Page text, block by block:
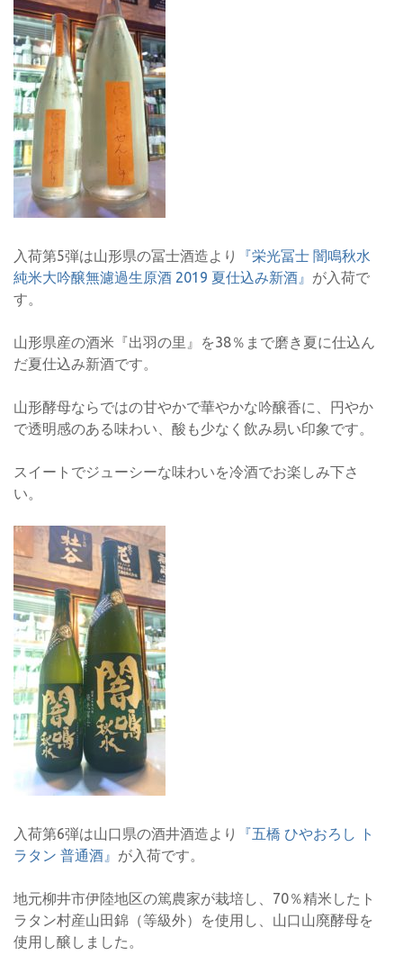
入荷第5弾は山形県の冨士酒造より
『栄光冨士 闇鳴秋水
純米大吟醸無濾過生原酒 2019 夏仕込み新酒』 が入荷で
す。
山形県産の酒米『出羽の里』を38％まで磨き夏に仕込ん
だ夏仕込み新酒です。
山形酵母ならではの甘やかで華やかな吟醸香に、円やか
で透明感のある味わい、酸も少なく飲み易い印象です。
スイートでジューシーな味わいを冷酒でお楽しみ下さ
い。
入荷第6弾は山口県の酒井酒造より
『五橋 ひやおろし ト
ラタン 普通酒』 が入荷です。
地元柳井市伊陸地区の篤農家が栽培し、70％精米したト
ラタン村産山田錦（等級外）を使用し、山口山廃酵母を
使用し醸しました。